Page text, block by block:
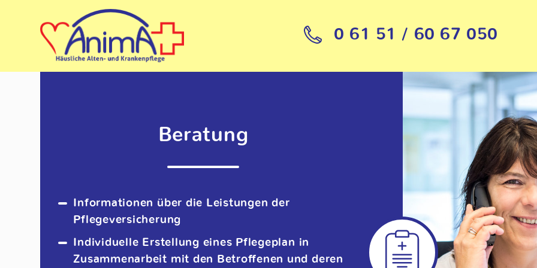
0 61 51 / 60 67 050
Beratung
Informationen über die Leistungen der
Pflegeversicherung
Individuelle Erstellung eines Pflegeplan in
Zusammenarbeit mit den Betroffenen und deren